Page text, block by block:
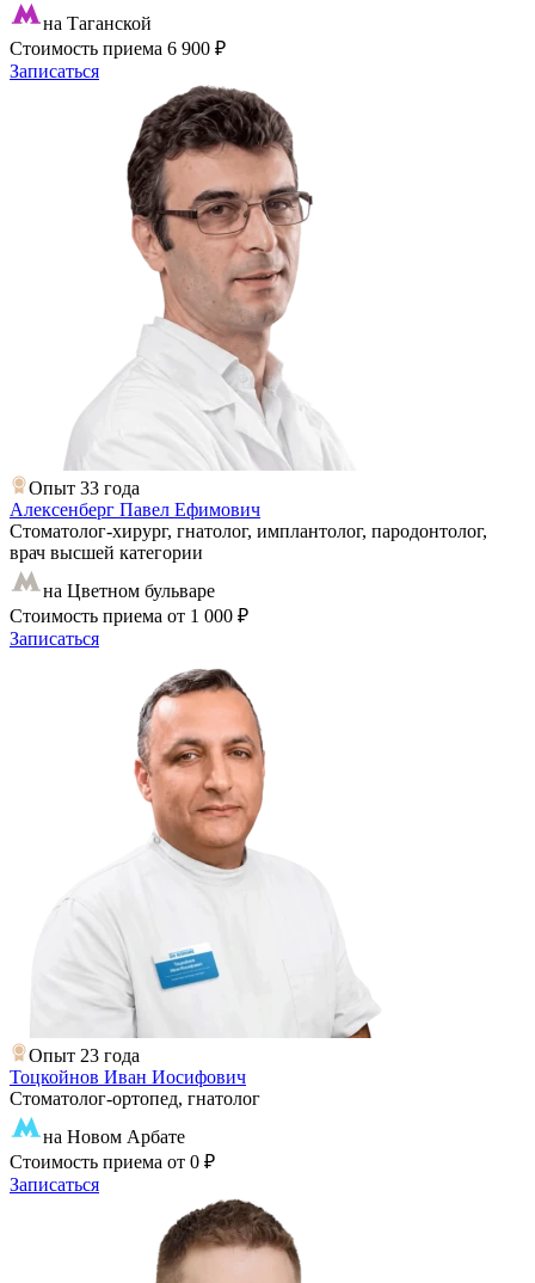
на Таганской
Стоимость приема 6 900 ₽
Записаться
Опыт 33 года
Алексенберг Павел Ефимович
Стоматолог-хирург, гнатолог, имплантолог, пародонтолог,
врач высшей категории
на Цветном бульваре
Стоимость приема от 1 000 ₽
Записаться
Опыт 23 года
Тоцкойнов Иван Иосифович
Стоматолог-ортопед, гнатолог
на Новом Арбате
Стоимость приема от 0 ₽
Записаться